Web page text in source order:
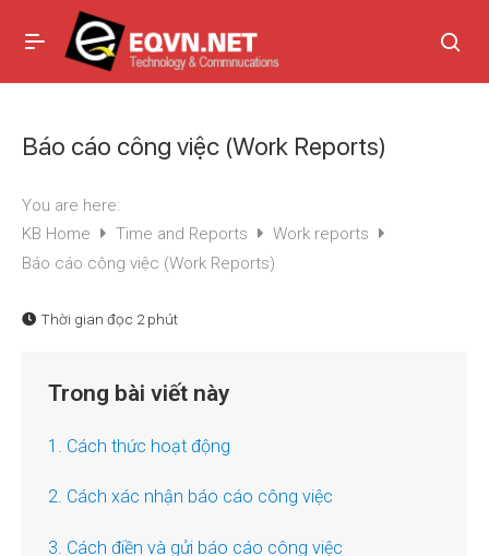
Báo cáo công việc (Work Reports)
You are here:
KB Home
Time and Reports
Work reports
Báo cáo công việc (Work Reports)
Thời gian đọc 2 phút
Trong bài viết này
1. Cách thức hoạt động
2. Cách xác nhận báo cáo công việc
3. Cách điền và gửi báo cáo công việc